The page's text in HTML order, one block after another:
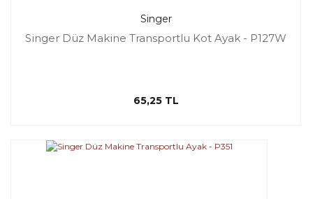
Singer
Singer Düz Makine Transportlu Kot Ayak - P127W
65,25 TL